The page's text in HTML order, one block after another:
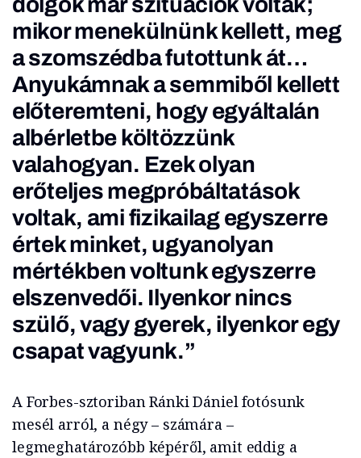
mikor menekülnünk kellett, meg
a szomszédba futottunk át…
Anyukámnak a semmiből kellett
előteremteni, hogy egyáltalán
albérletbe költözzünk
valahogyan. Ezek olyan
erőteljes megpróbáltatások
voltak, ami fizikailag egyszerre
értek minket, ugyanolyan
mértékben voltunk egyszerre
elszenvedői. Ilyenkor nincs
szülő, vagy gyerek, ilyenkor egy
csapat vagyunk.”
A Forbes-sztoriban Ránki Dániel fotósunk
mesél arról, a négy – számára –
legmeghatározóbb képéről, amit eddig a